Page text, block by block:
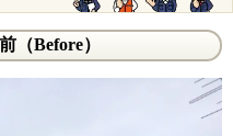
（Before）